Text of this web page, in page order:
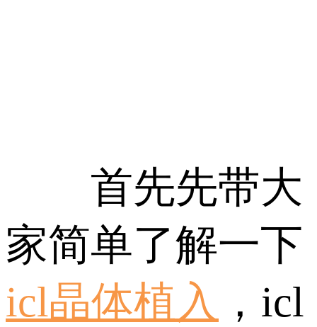
首先先带大
家简单了解一下
icl晶体植入 ，icl